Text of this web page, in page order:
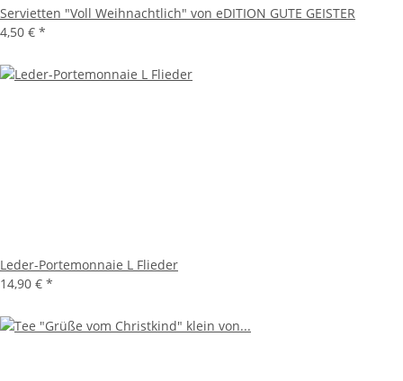
Servietten "Voll Weihnachtlich" von eDITION GUTE GEISTER
4,50 € *
Leder-Portemonnaie L Flieder
14,90 € *